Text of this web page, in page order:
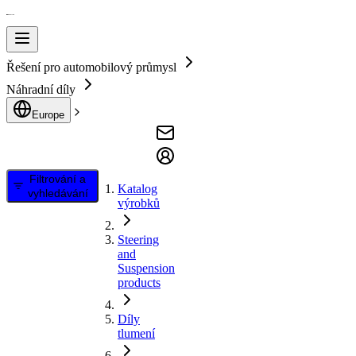
Řešení pro automobilový průmysl
Náhradní díly
Europe
Filtrování a
vyhledávání
Katalog
výrobků
Steering
and
Suspension
products
Díly
tlumení